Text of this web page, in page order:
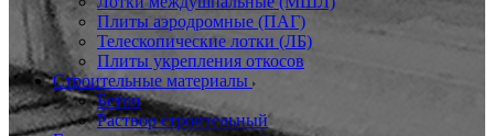
Плиты аэродромные (ПАГ)
Телескопические лотки (ЛБ)
Плиты укрепления откосов
Строительные материалы
Бетон
Раствор строительный